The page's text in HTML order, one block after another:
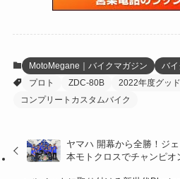
(27) (41)
(47)
(4)
(16)
(1)
MotoMegane｜バイクマガジン
バ
プロト
ZDC-80B
2022年度グッ
コンプリートカスタムバイク
ヤマハ 開幕から全勝！ジ
本モトクロスでチャンピオ